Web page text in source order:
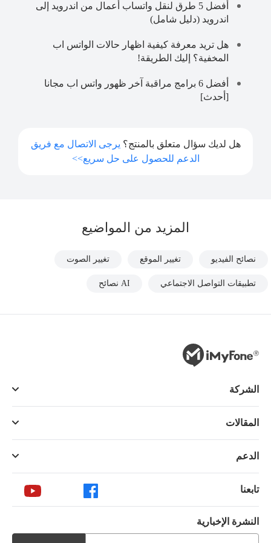
أفضل 5 طرق لنقل واتساب أعمال من اندرويد إلى
اندرويد (دليل شامل)
هل تريد معرفة كيفية اظهار حالات الواتس اب
المخفية؟ إليك الطريقة!
أفضل 6 برامج مراقبة آخر ظهور واتس اب مجانا
[أحدث]
هل لديك سؤال متعلق بالمنتج؟ يرجى الاتصال مع فريق
الدعم للحصول على حل سريع>>
المزيد من المواضيع
نصائح الفيديو تغيير الموقع تغيير الصوت
تطبيقات التواصل الاجتماعي AI نصائح
الشركة
المقالات
الدعم
تابعنا
النشرة الإخبارية